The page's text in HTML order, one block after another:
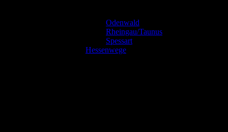
Odenwald
Rheingau/Taunus
Spessart
Hessenwege